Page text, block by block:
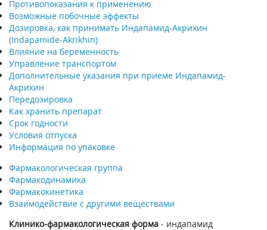
Противопоказания к применению
Возможные побочные эффекты
Дозировка, как принимать Индапамид-Акрихин
(Indapamide-Akrikhin)
Влияние на беременность
Управление транспортом
Дополнительные указания при приеме Индапамид-
Акрихин
Передозировка
Как хранить препарат
Срок годности
Условия отпуска
Информация по упаковке
Фармакологическая группа
Фармакодинамика
Фармакокинетика
Взаимодействие с другими веществами
Клинико-фармакологическая форма - индапамид